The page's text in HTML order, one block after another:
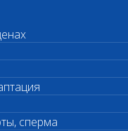
сперма